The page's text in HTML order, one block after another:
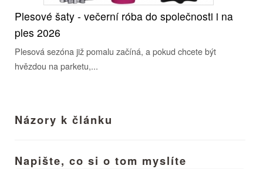
Plesové šaty - večerní róba do společnosti i na
ples 2026
Plesová sezóna již pomalu začíná, a pokud chcete být
hvězdou na parketu,...
Názory k článku
Napište, co si o tom myslíte